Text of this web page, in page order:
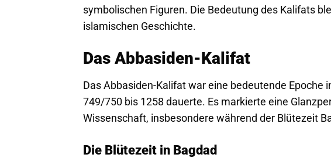
symbolischen Figuren. Die Bedeutung des Kalifats
islamischen Geschichte.
Das Abbasiden-Kalifat
Das Abbasiden-Kalifat war eine bedeutende Epoche
749/750 bis 1258 dauerte. Es markierte eine
Wissenschaft, insbesondere während der Blütezeit
Die Blütezeit in Bagdad